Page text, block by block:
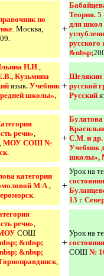
по
. Москва,
.
+
Теория.
для школ
русского
&nbsp;
Н.И.,
Кузьмина
язык. Учебник
школы»,
+ русской
Русский
речи»,
МОУ СОШ №
.
+ С.М. и
Учебник
школы»,
категории
М.А.,
.
+
Урок на
13 г.
речи»,
СОШ
&nbsp;
&nbsp;
,
+
Урок на
СОШ №